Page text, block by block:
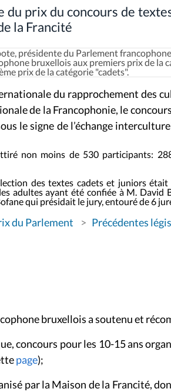
du prix du concours de
la Francité
présidente du Parlement
bruxellois aux premiers prix de la
prix de la catégorie "cadets".
du rapprochement des
de la Francophonie, le
le signe de l’échange
non moins de 530 participants:
des textes cadets et juniors
adultes ayant été confiée à M. David
qui présidait le jury, entouré de 6
du Parlement Précédentes
bruxellois a soutenu et
concours pour les 10-15 ans
page);
par la Maison de la Francité,